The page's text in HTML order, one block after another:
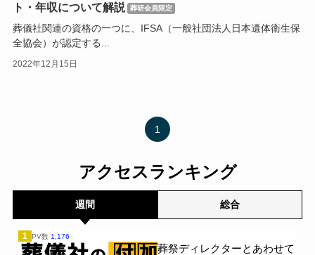
ト・年収について解説
葬研会員限定
葬儀社関連の資格の一つに、IFSA（一般社団法人日本遺体衛生保
全協会）が認定する...
2022年12月15日
1
アクセスランキング
週間 総合
1 PV数 1,176
葬祭ディレクターとあわせて